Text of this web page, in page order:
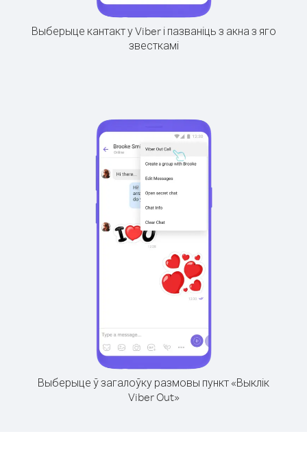
Выберыце кантакт у Viber і пазваніць з акна з яго
звесткамі
Выберыце ў загалоўку размовы пункт «Выклік
Viber Out»